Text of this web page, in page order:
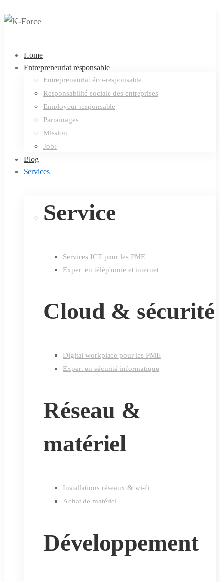
Home
Entrepreneuriat responsable
Entrepreneuriat éco-responsable
Responsabilité sociale des entreprises
Employeur responsable
Parrainages
Mission
Jobs
Blog
Services
Service
Services ICT pour les PME
Expert en téléphonie et internet
Cloud & sécurité
Digital workplace pour les PME
Expert en sécurité informatique
Réseau &
matériel
Installations réseaux & wi-fi
Achat de matériel
Développement